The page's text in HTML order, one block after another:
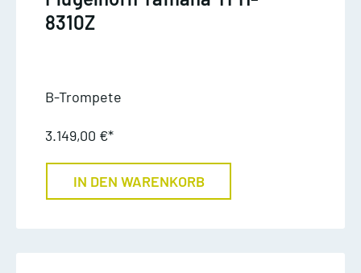
8310Z
B-Trompete
3.149,00 €*
IN DEN WARENKORB